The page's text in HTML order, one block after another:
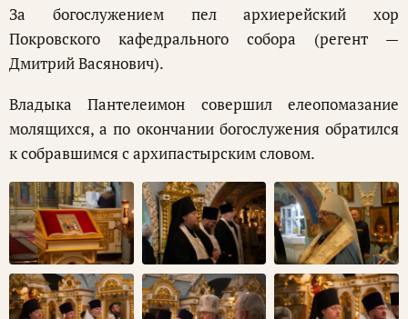
За богослужением пел архиерейский хор
Покровского кафедрального собора (регент —
Дмитрий Васянович).
Владыка Пантелеимон совершил елеопомазание
молящихся, а по окончании богослужения обратился
к собравшимся с архипастырским словом.